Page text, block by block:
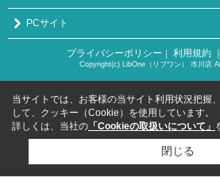
PCサイト
プライバシーポリシー 利用規約
Copyright(c) LibOne（リブワン） 市川店
当サイトでは、お客様の当サイト利用状況把握
して、クッキー（Cookie）を使用しています。
詳しくは、当社の 「Cookieの取扱いについて」
閉じる